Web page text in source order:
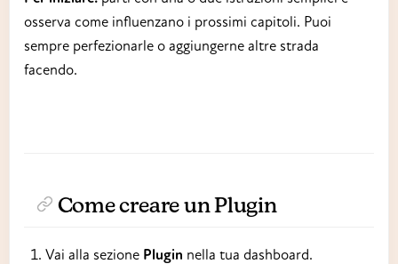
osserva come influenzano i prossimi capitoli. Puoi
sempre perfezionarle o aggiungerne altre strada
facendo.
Come creare un Plugin
Vai alla sezione Plugin nella tua dashboard.